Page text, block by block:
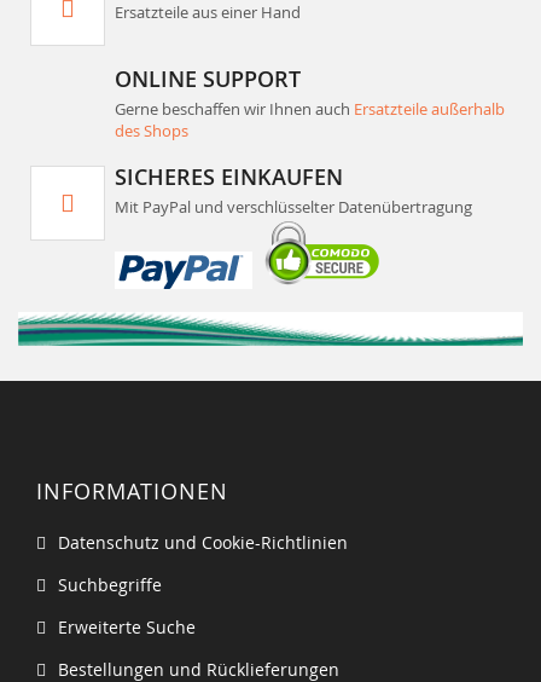
Ersatzteile aus einer Hand
ONLINE SUPPORT
Gerne beschaffen wir Ihnen auch Ersatzteile außerhalb
des Shops
SICHERES EINKAUFEN
Mit PayPal und verschlüsselter Datenübertragung
INFORMATIONEN
Datenschutz und Cookie-Richtlinien
Suchbegriffe
Erweiterte Suche
Bestellungen und Rücklieferungen